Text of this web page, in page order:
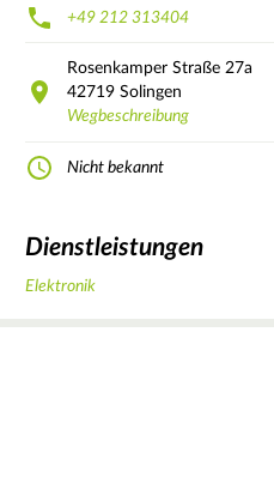
+49 212 313404
Rosenkamper Straße 27a
42719 Solingen
Wegbeschreibung
Nicht bekannt
Dienstleistungen
Elektronik